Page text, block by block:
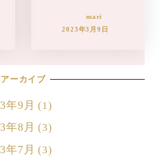
mari
2023年3月9日
アーカイブ
年9月 (1)
年8月 (3)
年7月 (3)